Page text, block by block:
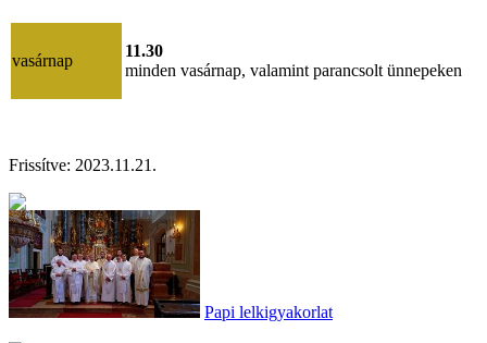
vasárnap
11.30
minden vasárnap, valamint parancsolt ünnepeken
Frissítve: 2023.11.21.
Papi lelkigyakorlat